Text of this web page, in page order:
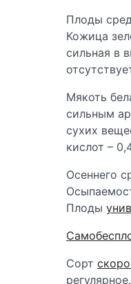
Плоды
Кожица
сильная в
Мякоть
сильным
сухих
кислот –
Осеннего
Плоды
Сорт